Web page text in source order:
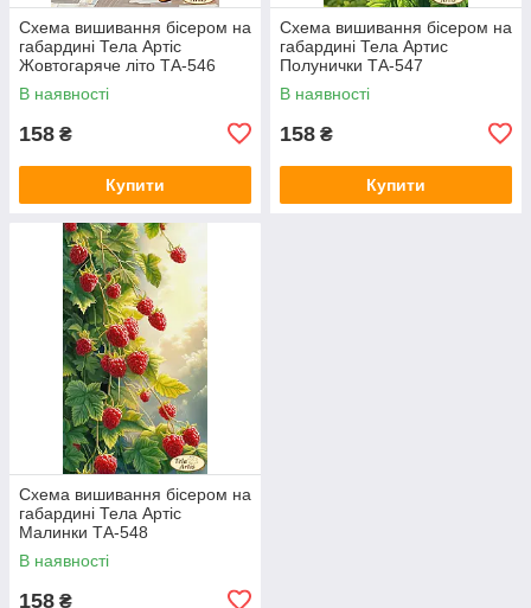
Схема вишивання бісером на
габардині Тела Артіс
Жовтогаряче літо ТА-546
В наявності
158 ₴
Купити
Схема вишивання бісером на
габардині Тела Артис
Полунички ТА-547
В наявності
158 ₴
Купити
Схема вишивання бісером на
габардині Тела Артіс
Малинки ТА-548
В наявності
158 ₴